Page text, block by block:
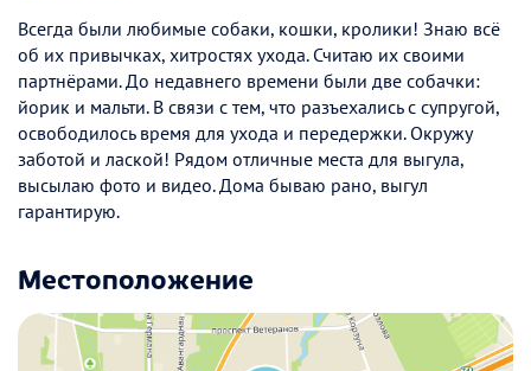
Всегда были любимые собаки, кошки, кролики! Знаю всё
об их привычках, хитростях ухода. Считаю их своими
партнёрами. До недавнего времени были две собачки:
йорик и мальти. В связи с тем, что разъехались с супругой,
освободилось время для ухода и передержки. Окружу
заботой и лаской! Рядом отличные места для выгула,
высылаю фото и видео. Дома бываю рано, выгул
гарантирую.
Местоположение